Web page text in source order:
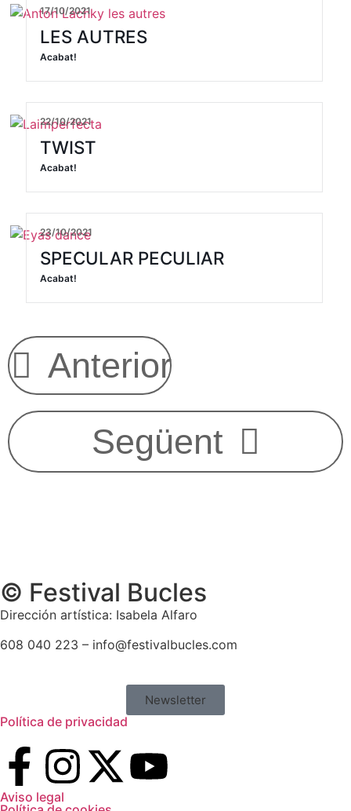
17/10/2021
LES AUTRES
Acabat!
22/10/2021
TWIST
Acabat!
23/10/2021
SPECULAR PECULIAR
Acabat!
Anterior
Següent
© Festival Bucles
Dirección artística: Isabela Alfaro
608 040 223 – info@festivalbucles.com
Newsletter
Política de privacidad
Aviso legal